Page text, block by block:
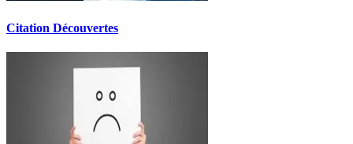
Citation Découvertes